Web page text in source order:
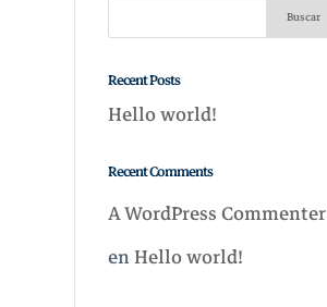
Buscar
Recent Posts
Hello world!
Recent Comments
A WordPress Commenter
enHello world!